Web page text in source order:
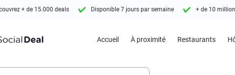
+ de 15.000 deals Disponible 7 jours par semaine + de 10
Accueil À proximité Restaurants